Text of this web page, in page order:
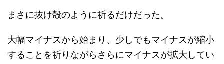
まさに抜け殻のように祈るだけだった。
大幅マイナスから始まり、少しでもマイナスが縮小
することを祈りながらさらにマイナスが拡大してい